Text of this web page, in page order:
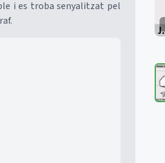
i es troba senyalitzat pel